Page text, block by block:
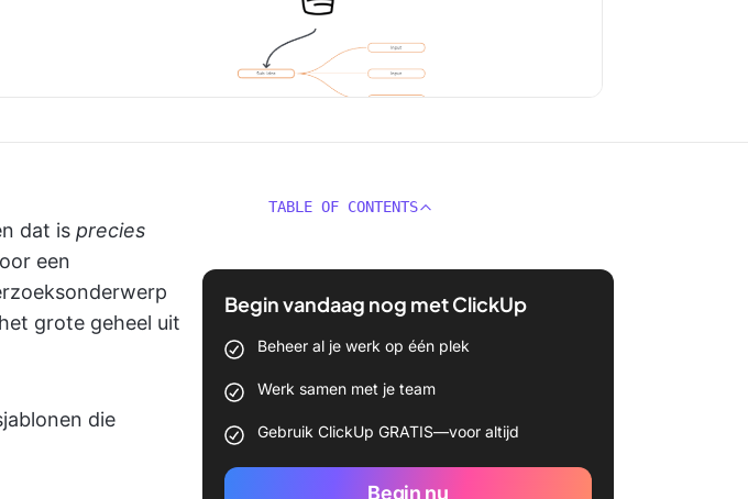
dat is precies
een
grote geheel uit
die
TABLE OF CONTENTS
Begin vandaag nog met ClickUp
Beheer al je werk op één plek
Werk samen met je team
Gebruik ClickUp GRATIS—voor altijd
Begin nu